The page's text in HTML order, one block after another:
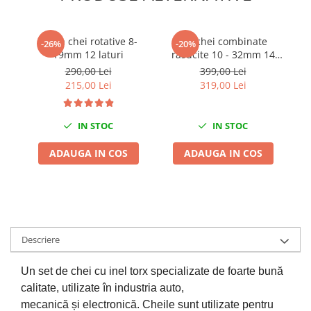
Chei Dinamometrice
Ciocane Dalti si Dornuri
Reparat Filete
Scule Electrice
Aeroterme si Incalzitoare
Aparate de spalat cu presiune
Aspiratoare industriale
Pistoale aer cald
Pistoale de lipit
Pistoale electrice de impact
Polizoare unghiulare
-26%
Trusa chei rotative 8-
19mm 12 laturi
290,00 Lei
215,00 Lei
IN STOC
ADAUGA IN COS
-20%
Set chei combinate
rasucite 10 - 32mm 14
piese
399,00 Lei
319,00 Lei
IN STOC
ADAUGA IN COS
Descriere
Un set de chei cu inel torx specializate de foarte bună
calitate, utilizate în industria auto,
mecanică și electronică. Cheile sunt utilizate pentru